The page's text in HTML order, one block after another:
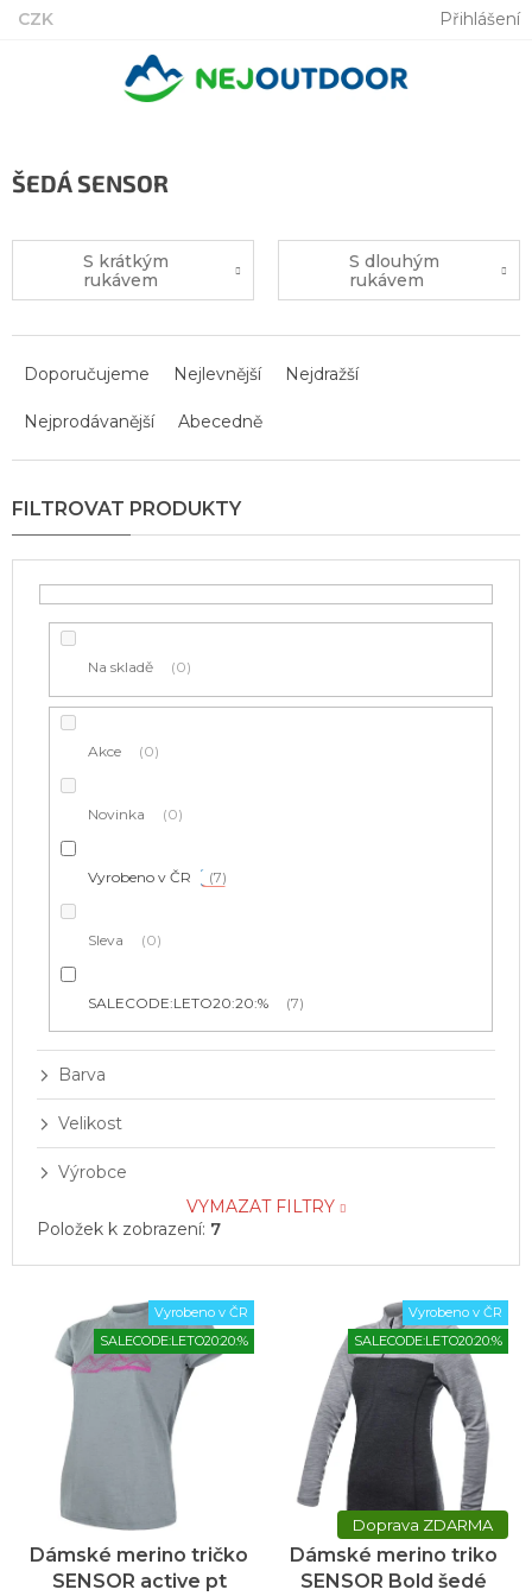
Přejít
CZK Přihlášení
ŠEDÁ SENSOR
S krátkým
rukávem
S dlouhým
rukávem
n
p
r
o
Doporučujeme Nejlevnější Nejdražší
Nejprodávanější Abecedně
Na skladě 0
Akce 0
Novinka 0
Vyrobeno v ČR 7
Sleva 0
SALECODE:LETO20:20:% 7
Barva
Velikost
Výrobce
VYMAZAT FILTRY
Položek k zobrazení: 7
Vyrobeno v ČR
SALECODE:LETO20:20:%
Dámské merino tričko
SENSOR active pt
Vyrobeno v ČR
SALECODE:LETO20:20:%
ZDARMA
Dámské merino triko
SENSOR Bold šedé